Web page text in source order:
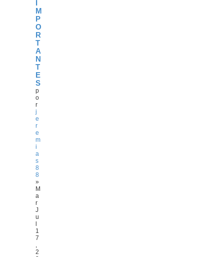
M
P
O
R
T
A
N
T
E
S
p
o
r
j
e
r
e
m
i
a
s
8
8
»
M
a
r
J
u
1
7
,
2